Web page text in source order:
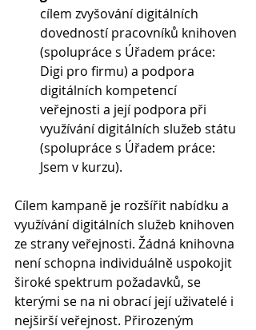
cílem zvyšování digitálních
dovedností pracovníků knihoven
(spolupráce s Úřadem práce:
Digi pro firmu) a podpora
digitálních kompetencí
veřejnosti a její podpora při
využívání digitálních služeb státu
(spolupráce s Úřadem práce:
Jsem v kurzu).
Cílem kampaně je rozšířit nabídku a
využívání digitálních služeb knihoven
ze strany veřejnosti. Žádná knihovna
není schopna individuálně uspokojit
široké spektrum požadavků, se
kterými se na ni obrací její uživatelé i
nejširší veřejnost. Přirozeným